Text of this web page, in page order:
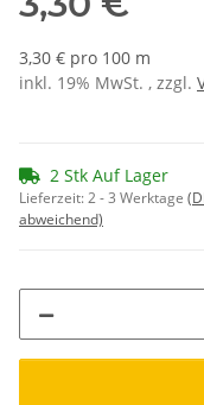
3,30 € pro 100 m
inkl. 19% MwSt. , zzgl.
2 Stk Auf Lager
Lieferzeit:2 - 3 Werktage
abweichend)